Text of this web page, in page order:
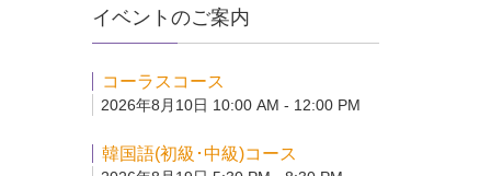
イベントのご案内
コーラスコース
2026年8月10日 10:00 AM - 12:00 PM
韓国語(初級･中級)コース